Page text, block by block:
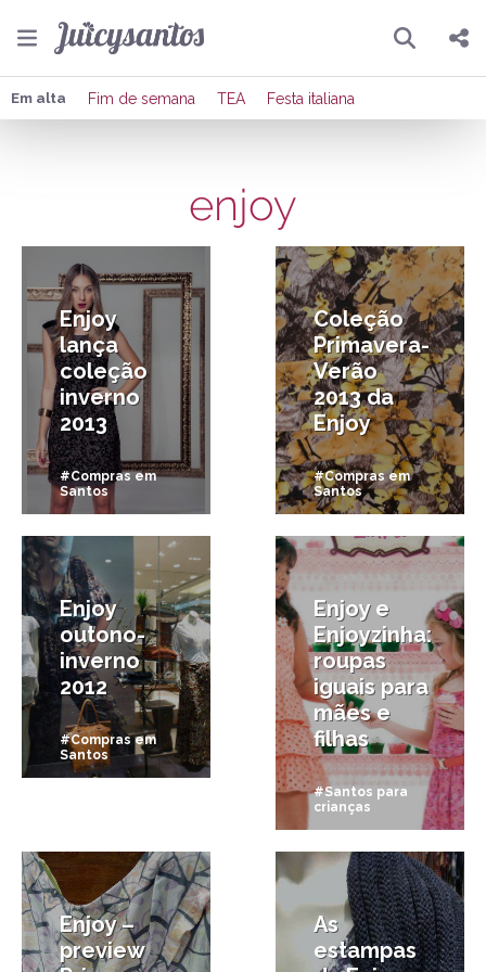
Pesquisar
Compartilhar
Publicar no Facebook
Publicar no X
Em alta Fim de semana TEA Festa italiana
enjoy
Enjoy
lança
coleção
inverno
2013
#Compras em
Santos
Coleção
Primavera-
Verão
2013 da
Enjoy
#Compras em
Santos
24/03/2012
Enjoy
outono-
inverno
2012
#Compras em
Santos
2/01/2012
Enjoy e
Enjoyzinha:
roupas
iguais para
mães e
filhas
#Santos para
crianças
Enjoy –
preview
12/06/2011
As
estampas